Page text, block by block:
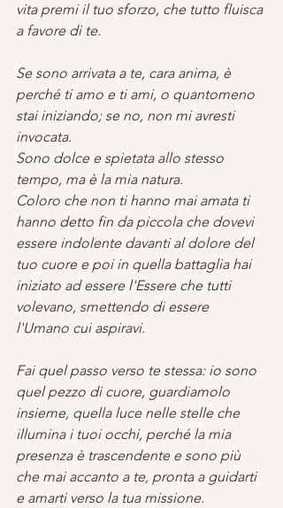
vita premi il tuo sforzo, che tutto fluisca
a favore di te.
Se sono arrivata a te, cara anima, è
perché ti amo e ti ami, o quantomeno
stai iniziando; se no, non mi avresti
invocata.
Sono dolce e spietata allo stesso
tempo, ma è la mia natura.
Coloro che non ti hanno mai amata ti
hanno detto fin da piccola che dovevi
essere indolente davanti al dolore del
tuo cuore e poi in quella battaglia hai
iniziato ad essere l'Essere che tutti
volevano, smettendo di essere
l'Umano cui aspiravi.
Fai quel passo verso te stessa: io sono
quel pezzo di cuore, guardiamolo
insieme, quella luce nelle stelle che
illumina i tuoi occhi, perché la mia
presenza è trascendente e sono più
che mai accanto a te, pronta a guidarti
e amarti verso la tua missione.